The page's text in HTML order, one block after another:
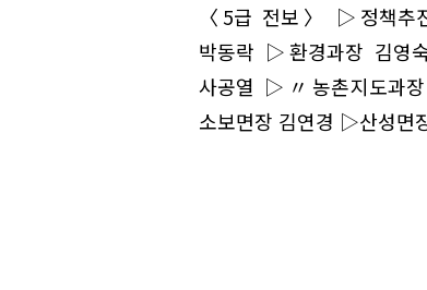
〈5급 전보〉 ▷정책추
박동락 ▷환경과장 김영
사공열 ▷〃농촌지도과
소보면장 김연경 ▷산성면